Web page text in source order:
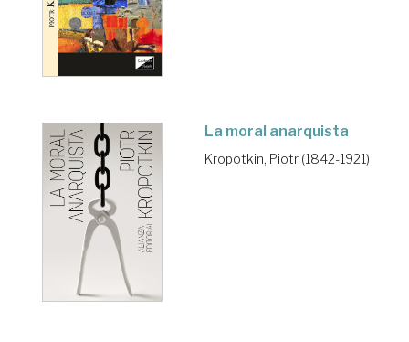
La moral anarquista
Kropotkin, Piotr (1842-1921)